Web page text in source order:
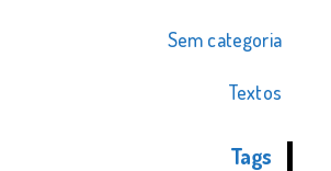
Sem categoria
Textos
Tags